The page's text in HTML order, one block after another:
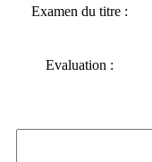
Examen du titre :
Evaluation :